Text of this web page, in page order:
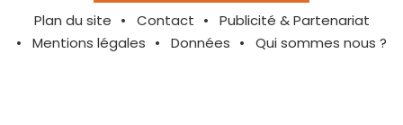
Plan du site Contact
Publicité & Partenariat
Mentions légales
Données Qui sommes nous ?